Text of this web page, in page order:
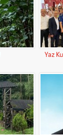
Yaz